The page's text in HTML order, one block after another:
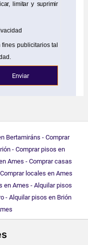
limitar y suprimir
publicitarios tal
Bertamiráns - Comprar
- Comprar pisos en
Ames - Comprar casas
Comprar locales en Ames
en Ames - Alquilar pisos
- Alquilar pisos en Brión
Ames (A Coruña) |